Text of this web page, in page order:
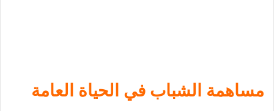
مساهمة الشباب في الحياة العامة